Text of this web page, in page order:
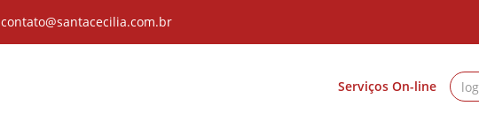
contato@santacecilia.com.br
Serviços On-line